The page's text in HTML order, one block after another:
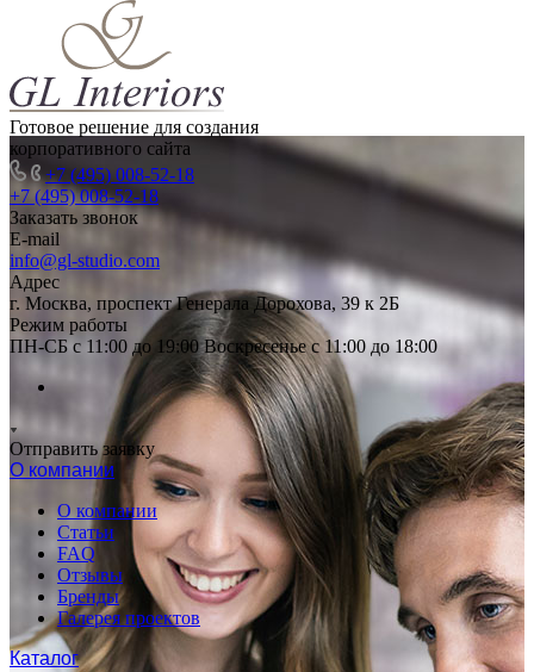
Готовое решение для создания
корпоративного сайта
+7 (495) 008-52-18
+7 (495) 008-52-18
Заказать звонок
E-mail
info@gl-studio.com
Адрес
г. Москва, проспект Генерала Дорохова, 39 к 2Б
Режим работы
ПН-СБ с 11:00 до 19:00 Воскресенье с 11:00 до 18:00
Отправить заявку
О компании
О компании
Статьи
FAQ
Отзывы
Бренды
Галерея проектов
Каталог